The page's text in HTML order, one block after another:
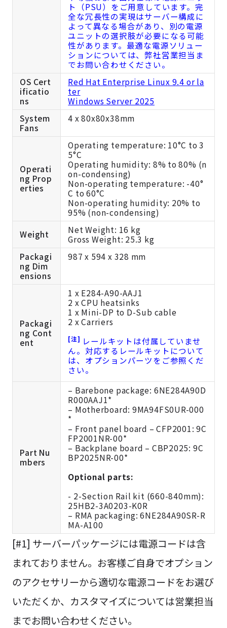
ト（PSU）をご用意しています。完
全な冗長性の実現はサーバー構成に
よって異なる場合があり、別の電源
ユニットの選択肢が必要になる可能
性があります。最適な電源ソリュー
ションについては、弊社営業担当ま
でお問い合わせください。
OS Cert
ificatio
ns
Red Hat Enterprise Linux 9.4 or la
ter
Windows Server 2025
System
Fans
4 x 80x80x38mm
Operati
ng Prop
erties
Operating temperature: 10°C to 3
5°C
Operating humidity: 8% to 80% (n
on-condensing)
Non-operating temperature: -40°
C to 60°C
Non-operating humidity: 20% to
95% (non-condensing)
Weight
Net Weight: 16 kg
Gross Weight: 25.3 kg
Packagi
ng Dim
ensions
987 x 594 x 328 mm
Packagi
ng Cont
ent
1 x E284-A90-AAJ1
2 x CPU heatsinks
1 x Mini-DP to D-Sub cable
2 x Carriers
[注] レールキットは付属していませ
ん。対応するレールキットについて
は、オプションパーツをご参照くだ
さい。
Part Nu
mbers
– Barebone package: 6NE284A90D
R000AAJ1*
– Motherboard: 9MA94FS0UR-000
*
– Front panel board – CFP2001: 9C
FP2001NR-00*
– Backplane board – CBP2025: 9C
BP2025NR-00*
Optional parts:
- 2-Section Rail kit (660-840mm):
25HB2-3A0203-K0R
– RMA packaging: 6NE284A90SR-R
MA-A100
[#1] サーバーパッケージには電源コードは含
まれておりません。お客様ご自身でオプション
のアクセサリーから適切な電源コードをお選び
いただくか、カスタマイズについては営業担当
までお問い合わせください。